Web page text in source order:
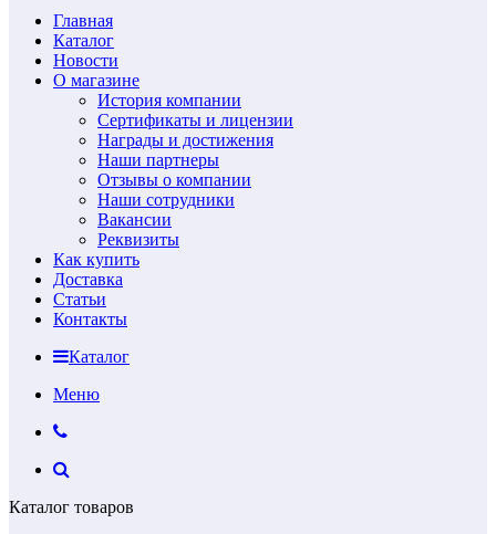
Главная
Каталог
Новости
О магазине
История компании
Сертификаты и лицензии
Награды и достижения
Наши партнеры
Отзывы о компании
Наши сотрудники
Вакансии
Реквизиты
Как купить
Доставка
Статьи
Контакты
Каталог
Меню
Каталог товаров